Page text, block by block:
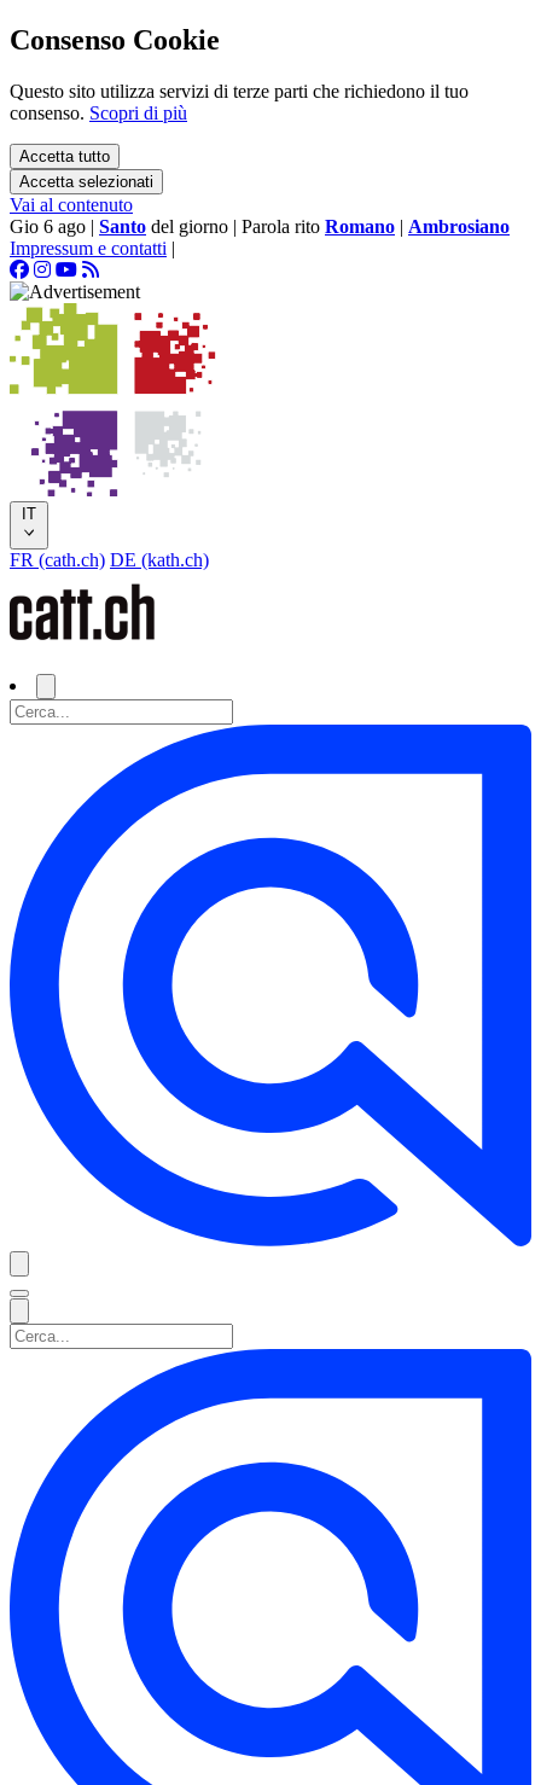
Consenso Cookie
Questo sito utilizza servizi di terze parti che richiedono il tuo
consenso. Scopri di più
Accetta tutto
Accetta selezionati
Vai al contenuto
Gio 6 ago | Santo del giorno | Parola rito Romano | Ambrosiano
Impressum e contatti |
IT
FR (cath.ch) DE (kath.ch)